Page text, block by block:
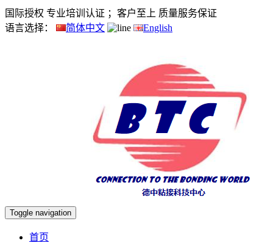
国际授权 专业培训认证 ；客户至上 质量服务保证
语言选择：
简体中文 English
Toggle navigation
首页